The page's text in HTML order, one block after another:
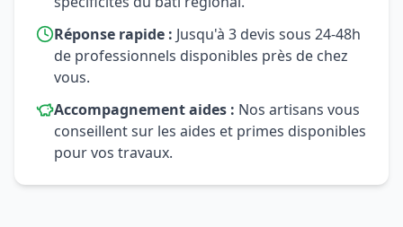
Réponse rapide : Jusqu'à 3 devis sous 24-48h
de professionnels disponibles près de chez
vous.
Accompagnement aides : Nos artisans vous
conseillent sur les aides et primes disponibles
pour vos travaux.